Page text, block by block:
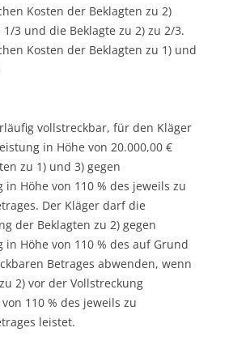
Kosten der Beklagten zu 2)
3 und die Beklagte zu 2) zu 2/3.
Kosten der Beklagten zu 1) und
vollstreckbar, für den Kläger
in Höhe von 20.000,00 €
zu 1) und 3) gegen
Höhe von 110 % des jeweils zu
Der Kläger darf die
der Beklagten zu 2) gegen
Höhe von 110 % des auf Grund
Betrages abwenden, wenn
2) vor der Vollstreckung
110 % des jeweils zu
leistet.